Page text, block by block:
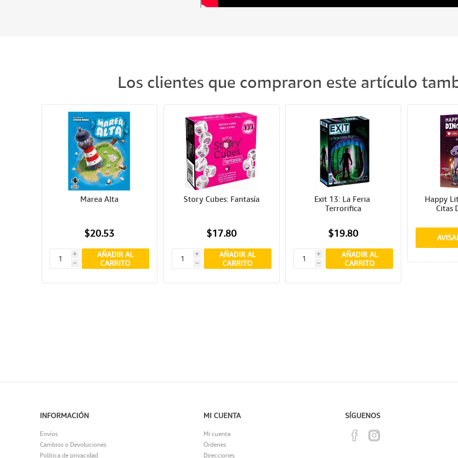
Los clientes que compraron este artículo
Marea Alta
$20.53
i
h
AÑADIR AL
CARRITO
Story Cubes: Fantasía
$17.80
i
h
AÑADIR AL
CARRITO
Exit 13: La Feria
Terrorifica
$19.80
i
h
AÑADIR AL
CARRITO
Happy
Citas
INFORMACIÓN
Envíos
Cambios o Devoluciones
Política de privacidad
MI CUENTA
Mi cuenta
Órdenes
Direcciones
SÍGUENOS